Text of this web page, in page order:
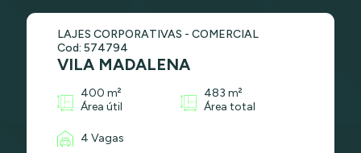
LAJES CORPORATIVAS - COMERCIAL
Cod: 574794
VILA MADALENA
400 m²
Área útil
483 m²
Área total
4 Vagas